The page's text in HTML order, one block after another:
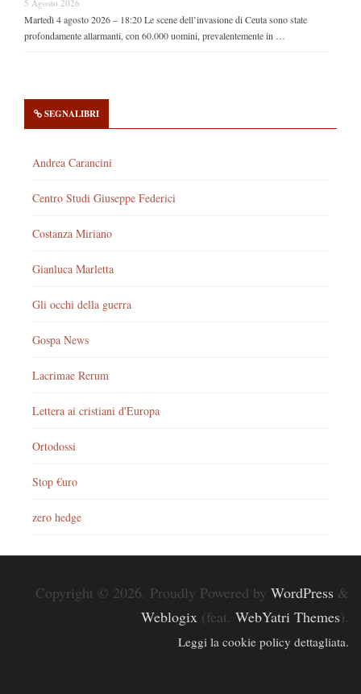
5 Agosto 2026
Martedì 4 agosto 2026 – 18:20 Le scene dell’invasione di Ceuta sono state
profondamente allarmanti, con 60.000 uomini, prevalentemente in …
SEGNALIBRI
Andrea Carancini
Centro Studi Giuseppe Federici
Costanza Miriano
Gianluca Marletta
Gli occhi della guerra
Gospa News
Lacrimae Rerum
Lettera ai cristiani d'Europa
Ortodossi
Stop €uro
zero hedge
Copyright © 2026. Proudly Powered by WordPress &
Weblogix (feat. WebYatri Themes).
Leggi la cookie policy dettagliata.